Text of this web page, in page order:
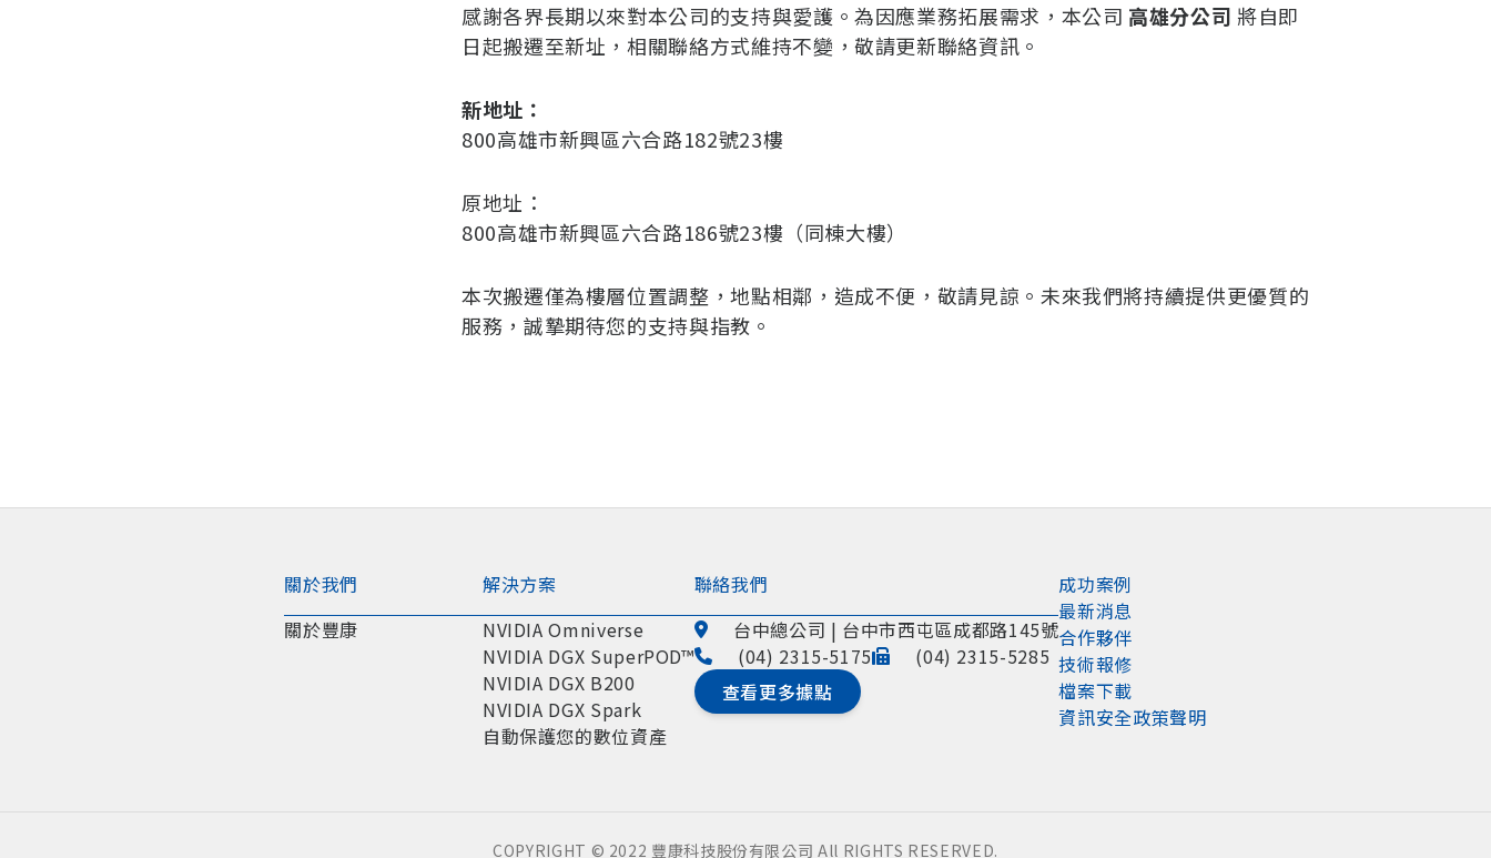
感謝各界長期以來對本公司的支持與愛護。為因應業務拓展需求，本公司 高雄分公司 將自即
日起搬遷至新址，相關聯絡方式維持不變，敬請更新聯絡資訊。
新地址：
800高雄市新興區六合路182號23樓
原地址：
800高雄市新興區六合路186號23樓（同棟大樓）
本次搬遷僅為樓層位置調整，地點相鄰，造成不便，敬請見諒。未來我們將持續提供更優質的
服務，誠摯期待您的支持與指教。
關於我們
關於豐康
解決方案
NVIDIA Omniverse
NVIDIA DGX SuperPOD™
NVIDIA DGX B200
NVIDIA DGX Spark
自動保護您的數位資產
聯絡我們
台中總公司 | 台中市西屯區成都路145號
(04) 2315-5175
(04) 2315-5285
查看更多據點
成功案例
最新消息
合作夥伴
技術報修
檔案下載
資訊安全政策聲明
COPYRIGHT © 2022 豐康科技股份有限公司 All RIGHTS RESERVED.